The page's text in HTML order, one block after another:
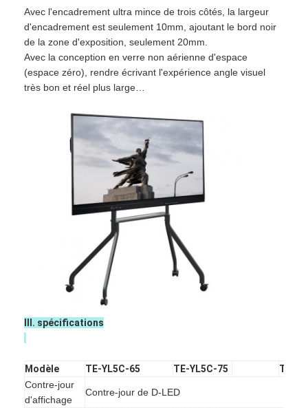
Tableau noir intelligent
Panneau interactif de projecteur
Cadre infrarouge de contact
Support interactif de tableau blanc
Caméra de document de visualiseur
Kiosque d'écran tactile
signalisation numérique
moniteur de publicité numérique
écran intelligent portable
Avec l'encadrement ultra mince de trois côtés, la largeur
d'encadrement est seulement 10mm, ajoutant le bord noir
de la zone d'exposition, seulement 20mm.
Avec la conception en verre non aérienne d'espace
(espace zéro), rendre écrivant l'expérience angle visuel
très bon et réel plus large…
III. spécifications
Modèle TE-YL5C-65 TE-YL5C-75
TE-
Contre-jour
d'affichage
Contre-jour de D-LED